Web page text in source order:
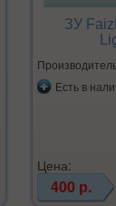
ЗУ
Есть в
Цена:
400 р.